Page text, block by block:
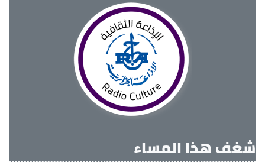
شغف هذا المساء